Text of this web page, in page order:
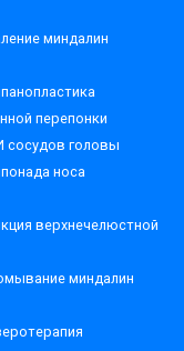
миндалин
перепонки
сосудов головы
носа
верхнечелюстной
миндалин